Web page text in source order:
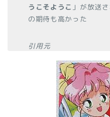
うこそようこ 」が放送
の期待も高かった
引用元